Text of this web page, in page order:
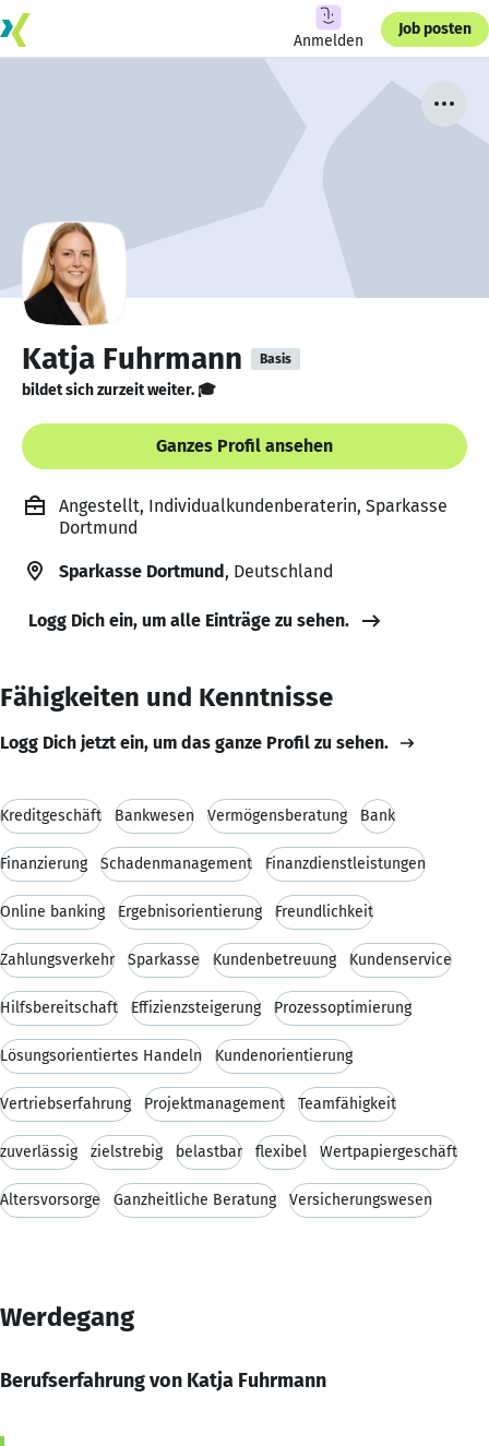
Anmelden
Job posten
Katja Fuhrmann Basis
bildet sich zurzeit weiter. 🎓
Ganzes Profil ansehen
Angestellt, Individualkundenberaterin, Sparkasse
Dortmund
Sparkasse Dortmund, Deutschland
Logg Dich ein, um alle Einträge zu sehen.
Fähigkeiten und Kenntnisse
Logg Dich jetzt ein, um das ganze Profil zu sehen.
Kreditgeschäft Bankwesen Vermögensberatung Bank
Finanzierung Schadenmanagement Finanzdienstleistungen
Online banking Ergebnisorientierung Freundlichkeit
Zahlungsverkehr Sparkasse Kundenbetreuung Kundenservice
Hilfsbereitschaft Effizienzsteigerung Prozessoptimierung
Lösungsorientiertes Handeln Kundenorientierung
Vertriebserfahrung Projektmanagement Teamfähigkeit
zuverlässig zielstrebig belastbar flexibel Wertpapiergeschäft
Altersvorsorge Ganzheitliche Beratung Versicherungswesen
Werdegang
Berufserfahrung von Katja Fuhrmann